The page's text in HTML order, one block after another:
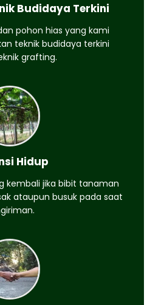
Budidaya Terkini
pohon hias yang kami
teknik budidaya terkini
grafting.
Hidup
kembali jika bibit tanaman
ataupun busuk pada saat